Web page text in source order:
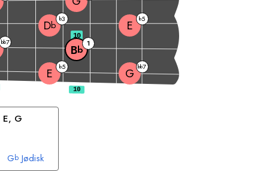
E b5 G bb7
bb7
Bb 1
Db
b3 E b5
10
E, G
Gb Jødisk